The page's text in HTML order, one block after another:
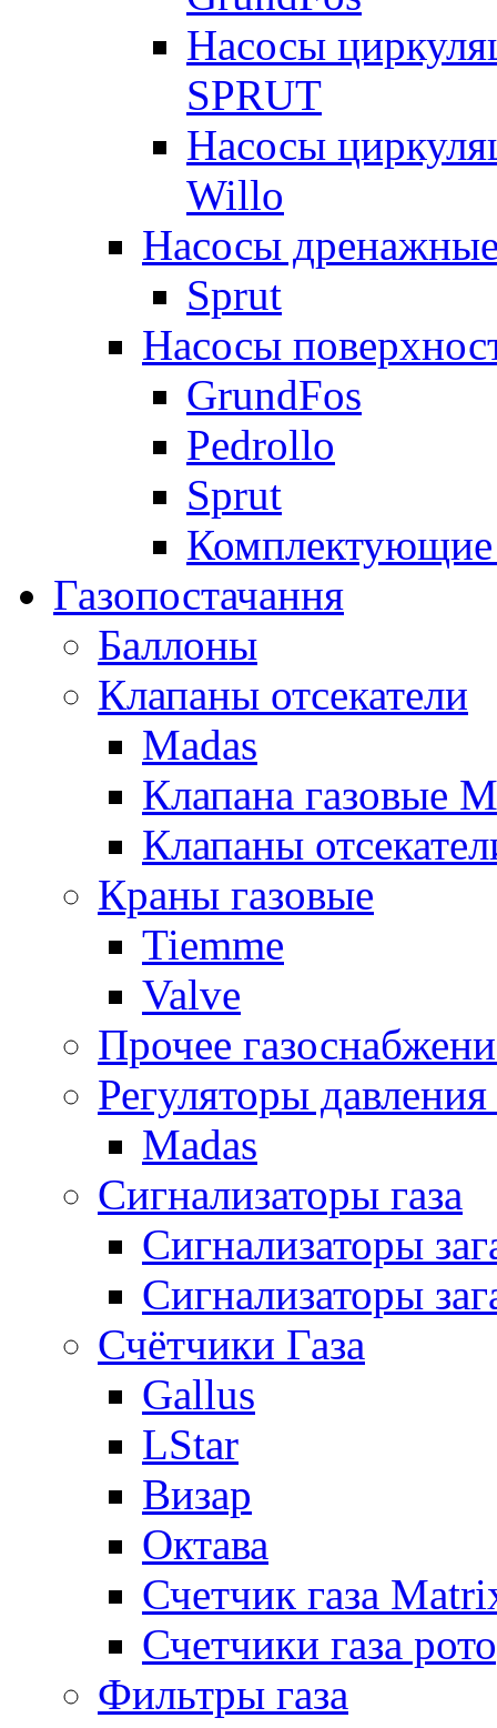
Насосы
SPRUT
Насосы
Willo
Насосы
Sprut
Насосы
GrundFos
Pedrollo
Sprut
Комплектующие
Газопостачання
Баллоны
Клапаны отсекатели
Madas
Клапана газовые
Клапаны
Краны газовые
Tiemme
Valve
Прочее
Регуляторы давления
Madas
Сигнализаторы газа
Сигнализаторы
Сигнализаторы
Счётчики Газа
Gallus
LStar
Визар
Октава
Счетчик газа
Счетчики газа
Фильтры газа